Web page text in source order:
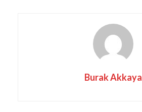
Burak Akkaya